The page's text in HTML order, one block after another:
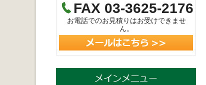
FAX 03-3625-2176
お電話でのお見積りはお受けできませ
ん。